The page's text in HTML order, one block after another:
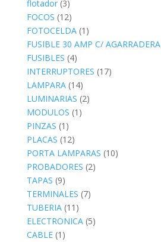
flotador (3)
FOCOS (12)
FOTOCELDA (1)
FUSIBLE 30 AMP C/ AGARRADERA
FUSIBLES (4)
INTERRUPTORES (17)
LAMPARA (14)
LUMINARIAS (2)
MODULOS (1)
PINZAS (1)
PLACAS (12)
PORTA LAMPARAS (10)
PROBADORES (2)
TAPAS (9)
TERMINALES (7)
TUBERIA (11)
ELECTRONICA (5)
CABLE (1)